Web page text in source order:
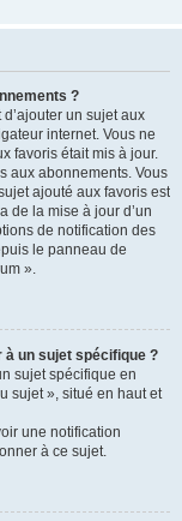
?
un sujet aux
internet. Vous ne
favoris était mis à jour.
aux abonnements. Vous
ajouté aux favoris est
de la mise à jour d’un
de notification des
le panneau de
».
à un sujet spécifique ?
sujet spécifique en
sujet », situé en haut et
une notification
à ce sujet.